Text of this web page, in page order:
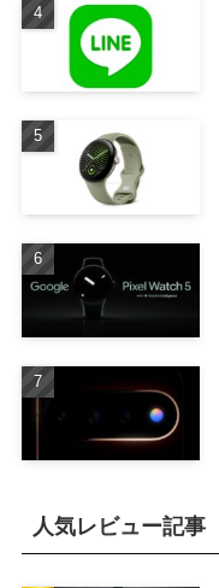
人気レビュー記事